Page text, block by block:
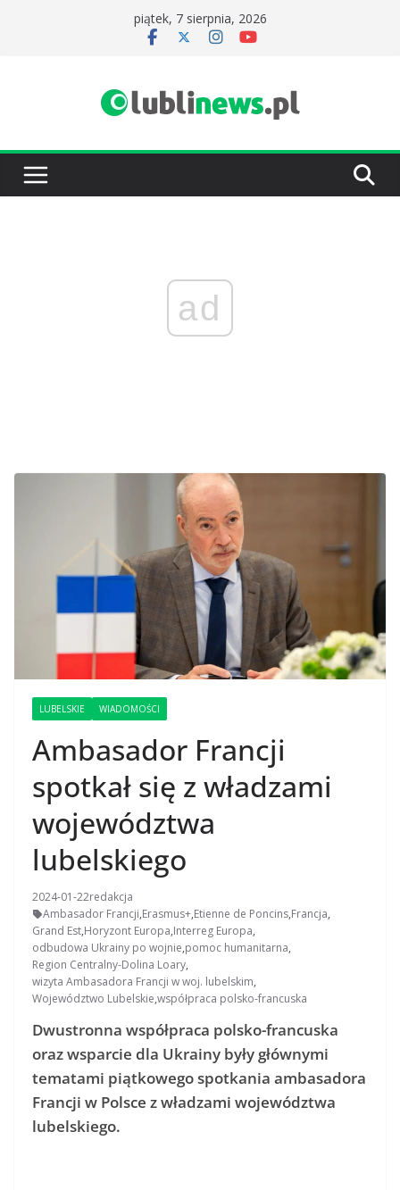
piątek, 7 sierpnia, 2026
ad
LUBELSKIE WIADOMOŚCI
Ambasador Francji
spotkał się z władzami
województwa
lubelskiego
2024-01-22redakcja
Ambasador Francji,Erasmus+,Etienne de Poncins,Francja,
Grand Est,Horyzont Europa,Interreg Europa,
odbudowa Ukrainy po wojnie,pomoc humanitarna,
Region Centralny-Dolina Loary,
wizyta Ambasadora Francji w woj. lubelskim,
Województwo Lubelskie,współpraca polsko-francuska
Dwustronna współpraca polsko-francuska
oraz wsparcie dla Ukrainy były głównymi
tematami piątkowego spotkania ambasadora
Francji w Polsce z władzami województwa
lubelskiego.